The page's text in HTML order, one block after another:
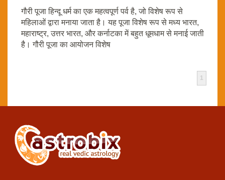
गौरी पूजा हिन्दू धर्म का एक महत्वपूर्ण पर्व है, जो विशेष रूप से
महिलाओं द्वारा मनाया जाता है। यह पूजा विशेष रूप से मध्य भारत,
महाराष्ट्र, उत्तर भारत, और कर्नाटका में बहुत धूमधाम से मनाई जाती
है। गौरी पूजा का आयोजन विशेष
1